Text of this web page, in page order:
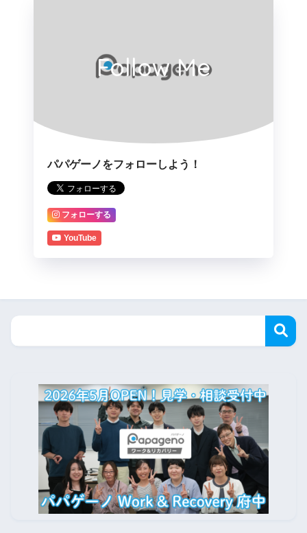
Follow Me
パパゲーノをフォローしよう！
フォローする
YouTube